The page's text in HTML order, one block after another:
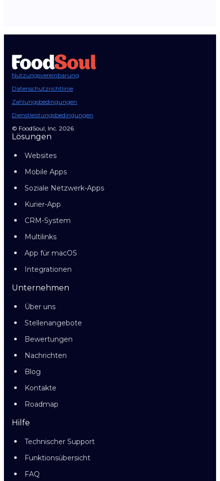
Nutzungsvereinbarung
Datenschutzrichtlinie
Zahlungsbedingungen
Dienstleistungsbedingungen
© FoodSoul, Inc. 2026.
Lösungen
Websites
Mobile Apps
Soziale Netzwerk-Apps
Kurier-App
CRM-System
Multilinks
App für macOS
Integrationen
Unternehmen
Über uns
Stellenangebote
Bewertungen
Nachrichten
Blog
Kontakte
Roadmap
Hilfe
Technischer Support
Funktionsübersicht
FAQ